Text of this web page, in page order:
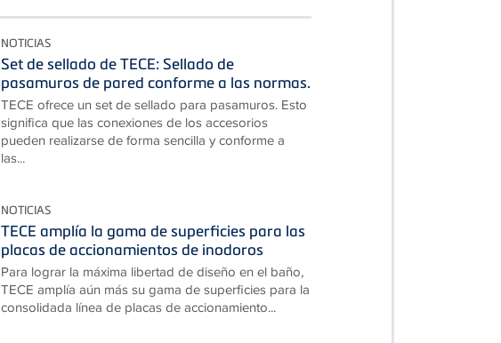
NOTICIAS
Set de sellado de TECE: Sellado de
pasamuros de pared conforme a las normas.
TECE ofrece un set de sellado para pasamuros. Esto
significa que las conexiones de los accesorios
pueden realizarse de forma sencilla y conforme a
las...
NOTICIAS
TECE amplía la gama de superficies para las
placas de accionamientos de inodoros
Para lograr la máxima libertad de diseño en el baño,
TECE amplía aún más su gama de superficies para la
consolidada línea de placas de accionamiento...